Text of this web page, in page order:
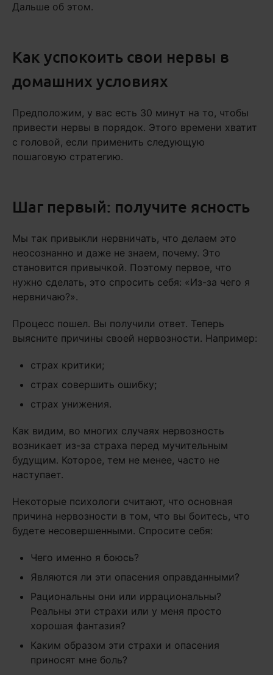
Дальше об этом.
Как успокоить свои нервы в
домашних условиях
Предположим, у вас есть 30 минут на то, чтобы
привести нервы в порядок. Этого времени хватит
с головой, если применить следующую
пошаговую стратегию.
Шаг первый: получите ясность
Мы так привыкли нервничать, что делаем это
неосознанно и даже не знаем, почему. Это
становится привычкой. Поэтому первое, что
нужно сделать, это спросить себя: «Из-за чего я
нервничаю?».
Процесс пошел. Вы получили ответ. Теперь
выясните причины своей нервозности. Например:
страх критики;
страх совершить ошибку;
страх унижения.
Как видим, во многих случаях нервозность
возникает из-за страха перед мучительным
будущим. Которое, тем не менее, часто не
наступает.
Некоторые психологи считают, что основная
причина нервозности в том, что вы боитесь, что
будете несовершенными. Спросите себя:
Чего именно я боюсь?
Являются ли эти опасения оправданными?
Рациональны они или иррациональны?
Реальны эти страхи или у меня просто
хорошая фантазия?
Каким образом эти страхи и опасения
приносят мне боль?